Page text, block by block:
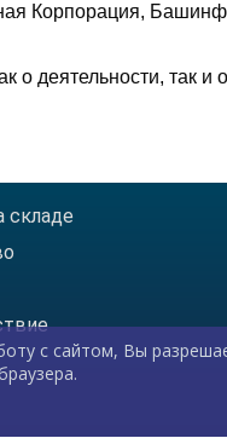
Корпорация,
деятельности, так и
складе
с сайтом, Вы